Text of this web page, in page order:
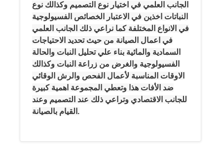
الجانب العلمي في اختيار نوع التصميم وكذالك نوع
النباتات اخذين في الاعتبار الخصائص الفسيولوجية
في الانواع المختلفة كما نراعي ذلك الجانب العلمي
في اعمال الصيانة من حيث تحديد الاحتياجات
السمادية والمائية بناء علي تحليل النبات والحالة
الفسيولوجية والغرض من زراعة النبات وكذالك
الاوقات المناسبة لأعمال الفحص والرش الوقائي
ضد الأفات هذا وتعطي المجموعة اهمية كبيرة
للجانب الاقتصادي وتراعي ذلك عند التصميم وعند
القيام بالصيانة.